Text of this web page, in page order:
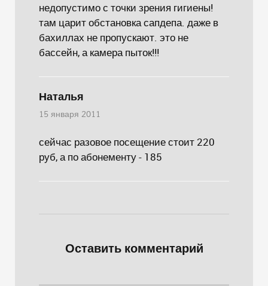
недопустимо с точки зрения гигиены!
там царит обстановка сапдепа. даже в
бахиллах не пропускают. это не
бассейн, а камера пыток!!!
Наталья
15 января 2011
сейчас разовое посещение стоит 220
руб, а по абонементу - 185
Оставить комментарий